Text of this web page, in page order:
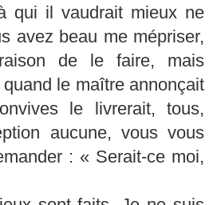
qui il vaudrait mieux ne
avez beau me mépriser,
de le faire, mais
le maître annonçait
le livrerait, tous,
aucune, vous vous
: « Serait-ce moi,